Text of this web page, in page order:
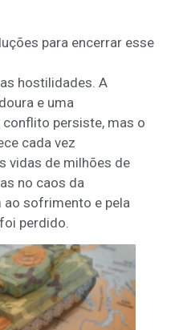
para encerrar esse
hostilidades. A
e uma
persiste, mas o
cada vez
vidas de milhões de
no caos da
ao sofrimento e pela
perdido.